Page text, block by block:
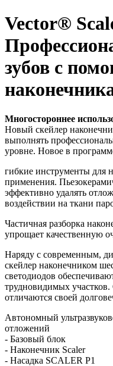
Vector®
зубов с
Многостороннее
Новый скейлер
выполнять
уровне. Новое в
гибкие инструменты для
применения.
эффективно удалять
воздействии на ткани
Частичная разборка
упрощает качественную
Наряду с современным,
скейлер наконечником
светодиодов
трудновидимых
отличаются своей
Автономный
отложений
- Базовый блок
- Наконечник Scaler
- Насадка SCALER P1